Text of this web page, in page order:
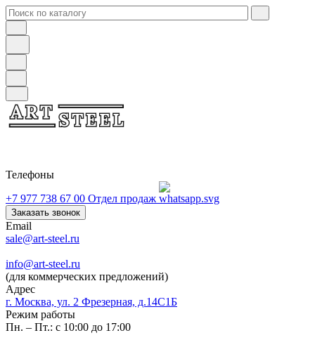
Телефоны
+7 977 738 67 00 Отдел продаж
Заказать звонок
Email
sale@art-steel.ru
info@art-steel.ru
(для коммерческих предложений)
Адрес
г. Москва, ул. 2 Фрезерная, д.14С1Б
Режим работы
Пн. – Пт.: с 10:00 до 17:00